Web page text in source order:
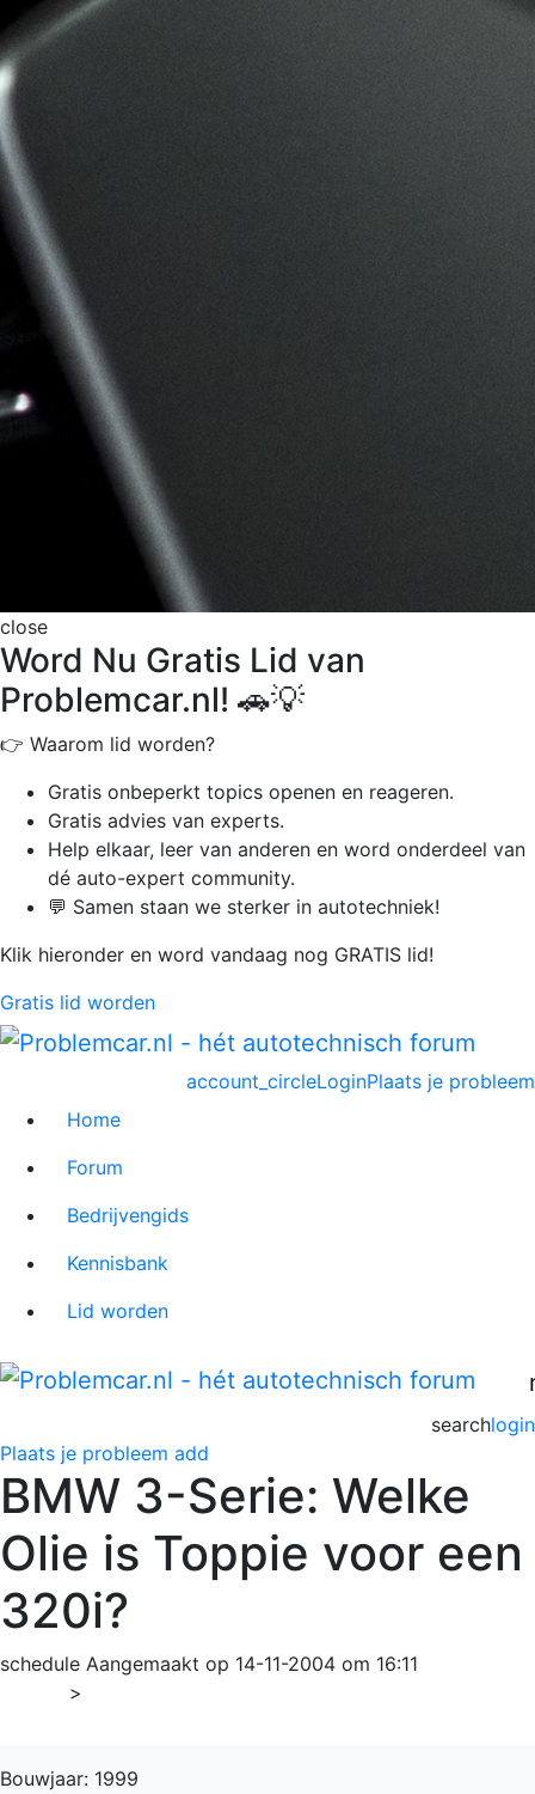
close
Word Nu Gratis Lid van
Problemcar.nl! 🚗💡
👉 Waarom lid worden?
Gratis onbeperkt topics openen en reageren.
Gratis advies van experts.
Help elkaar, leer van anderen en word onderdeel van
dé auto-expert community.
💬 Samen staan we sterker in autotechniek!
Klik hieronder en word vandaag nog GRATIS lid!
Gratis lid worden
Plaats je probleem
account_circleLogin
Home
Forum
Bedrijvengids
Kennisbank
Lid worden
login
search
Plaats je probleem add
BMW 3-Serie: Welke
Olie is Toppie voor een
320i?
schedule Aangemaakt op 14-11-2004 om 16:11
>
Bouwjaar: 1999